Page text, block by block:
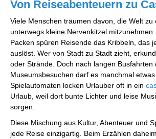
Von Reiseabenteuern zu
Viele Menschen träumen davon, die Welt zu
unterwegs kleine Nervenkitzel
Packen spüren Reisende das Kribbeln, das
auslöst. Wer von Stadt zu Stadt zieht,
oder Strände. Doch nach langen Busfahrten
Museumsbesuchen darf es manchmal etwas
Spielautomaten locken Urlauber oft in ein
Urlaub, weil dort bunte Lichter und leise
sorgen.
Diese Mischung aus Kultur, Abenteuer und
jede Reise einzigartig. Beim Erzählen